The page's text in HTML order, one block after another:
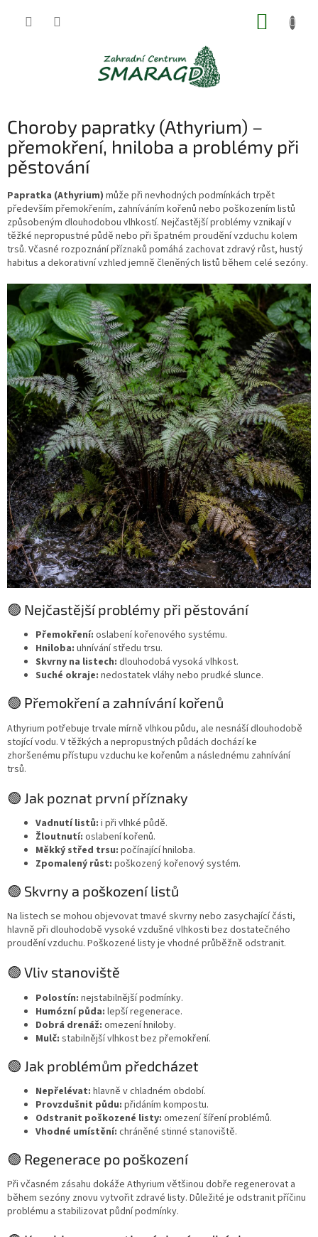
Choroby papratky (Athyrium) –
přemokření, hniloba a problémy při
pěstování
Papratka (Athyrium) může při nevhodných podmínkách trpět
především přemokřením, zahníváním kořenů nebo poškozením listů
způsobeným dlouhodobou vlhkostí. Nejčastější problémy vznikají v
těžké nepropustné půdě nebo při špatném proudění vzduchu kolem
trsů. Včasné rozpoznání příznaků pomáhá zachovat zdravý růst, hustý
habitus a dekorativní vzhled jemně členěných listů během celé sezóny.
🟢 Nejčastější problémy při pěstování
Přemokření: oslabení kořenového systému.
Hniloba: uhnívání středu trsu.
Skvrny na listech: dlouhodobá vysoká vlhkost.
Suché okraje: nedostatek vláhy nebo prudké slunce.
🟢 Přemokření a zahnívání kořenů
Athyrium potřebuje trvale mírně vlhkou půdu, ale nesnáší dlouhodobě
stojící vodu. V těžkých a nepropustných půdách dochází ke
zhoršenému přístupu vzduchu ke kořenům a následnému zahnívání
trsů.
🟢 Jak poznat první příznaky
Vadnutí listů: i při vlhké půdě.
Žloutnutí: oslabení kořenů.
Měkký střed trsu: počínající hniloba.
Zpomalený růst: poškozený kořenový systém.
🟢 Skvrny a poškození listů
Na listech se mohou objevovat tmavé skvrny nebo zasychající části,
hlavně při dlouhodobě vysoké vzdušné vlhkosti bez dostatečného
proudění vzduchu. Poškozené listy je vhodné průběžně odstranit.
🟢 Vliv stanoviště
Polostín: nejstabilnější podmínky.
Humózní půda: lepší regenerace.
Dobrá drenáž: omezení hniloby.
Mulč: stabilnější vlhkost bez přemokření.
🟢 Jak problémům předcházet
Nepřelévat: hlavně v chladném období.
Provzdušnit půdu: přidáním kompostu.
Odstranit poškozené listy: omezení šíření problémů.
Vhodné umístění: chráněné stinné stanoviště.
🟢 Regenerace po poškození
Při včasném zásahu dokáže Athyrium většinou dobře regenerovat a
během sezóny znovu vytvořit zdravé listy. Důležité je odstranit příčinu
problému a stabilizovat půdní podmínky.